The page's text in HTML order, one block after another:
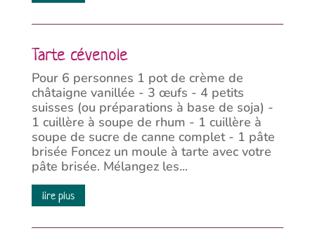
Tarte cévenole
Pour 6 personnes 1 pot de crème de
châtaigne vanillée - 3 œufs - 4 petits
suisses (ou préparations à base de soja) -
1 cuillère à soupe de rhum - 1 cuillère à
soupe de sucre de canne complet - 1 pâte
brisée Foncez un moule à tarte avec votre
pâte brisée. Mélangez les...
lire plus